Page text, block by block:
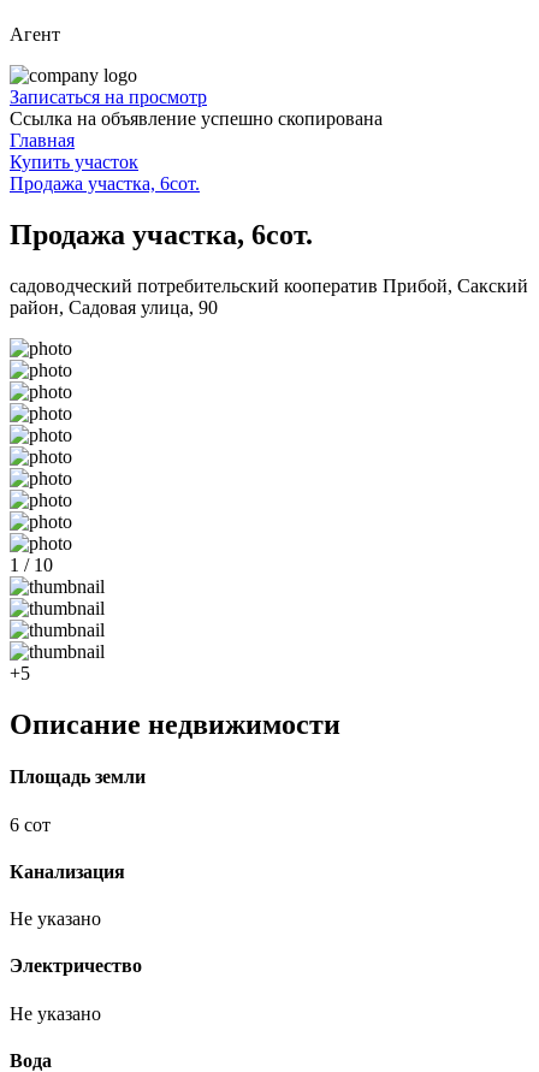
Агент
Записаться на просмотр
Ссылка на объявление успешно скопирована
Главная
Купить участок
Продажа участка, 6сот.
Продажа участка, 6сот.
садоводческий потребительский кооператив Прибой, Сакский
район, Садовая улица, 90
1 / 10
+5
Описание недвижимости
Площадь земли
6 сот
Канализация
Не указано
Электричество
Не указано
Вода